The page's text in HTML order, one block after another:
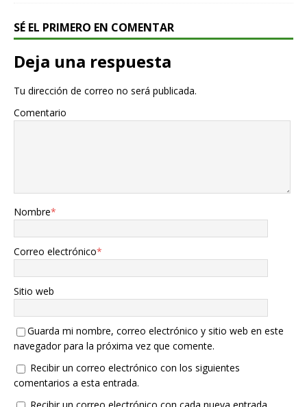
SÉ EL PRIMERO EN COMENTAR
Deja una respuesta
Tu dirección de correo no será publicada.
Comentario
Nombre*
Correo electrónico*
Sitio web
Guarda mi nombre, correo electrónico y sitio web en este
navegador para la próxima vez que comente.
Recibir un correo electrónico con los siguientes
comentarios a esta entrada.